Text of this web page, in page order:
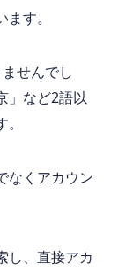
ます。
せんでし
」など2語以
なくアカウン
し、直接アカ